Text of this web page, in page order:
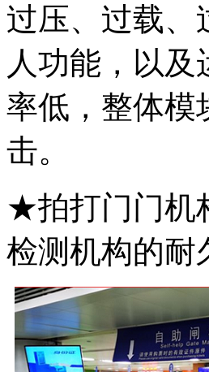
过压、过载、
人功能，以
率低，整体模
击。
★拍打门门机
检测机构的耐